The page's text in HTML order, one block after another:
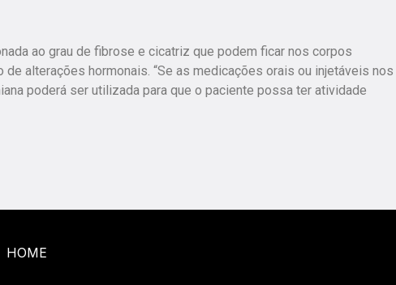
ao grau de fibrose e cicatriz que podem ficar nos corpos
alterações hormonais. “Se as medicações orais ou injetáveis nos
poderá ser utilizada para que o paciente possa ter atividade
HOME